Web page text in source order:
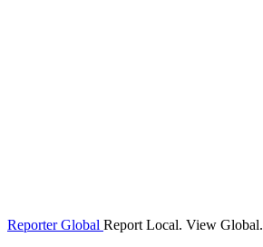
Reporter Global Report Local. View Global.